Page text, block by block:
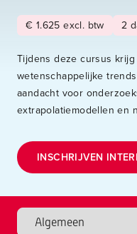
€ 1.625 excl. btw 2
Tijdens deze cursus
wetenschappelijke
aandacht voor
extrapolatiemodellen en
INSCHRIJVEN